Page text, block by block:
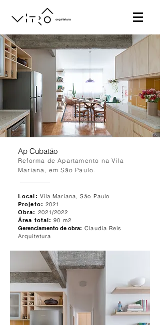
Ap Cubatão
Reforma de Apartamento na Vila
Mariana, em São Paulo.
Local: Vila Mariana, São Paulo
Projeto: 2021
Obra: 2021/2022
Área total: 90 m2
Gerenciamento de obra:Claudia Reis
Arquitetura